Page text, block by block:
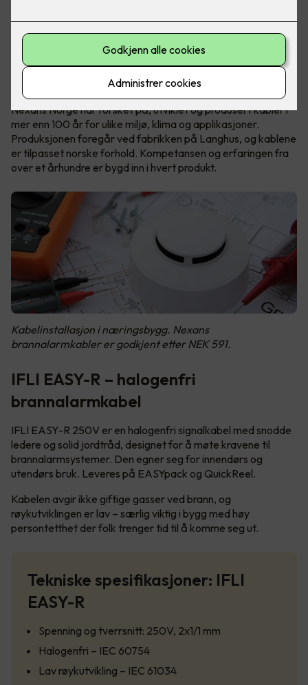
Over 100 år med norsk
kabelkompetanse
Nexans Norge har forsket på, utviklet og produsert kabler i
mer enn 100 år for ulike miljø, klima og applikasjoner.
Produksjonen foregår ved fabrikken på Langhus, og kablene
er tilpasset norske forhold. Kompetansen og erfaringen fra
over et århundre er bygd inn i hvert produkt.
Kabelinstallasjon i næringsbygg. Nexans
brannalarmkabler er godkjent etter NEK 591.
IFLI EASY-R – halogenfri
brannalarmkabel
IFLI EASY-R 250V er en halogenfri signalkabel med snodde
ledere og solid jordtråd, designet for å møte kravene til
brannalarmsystemer. Den egner seg for innendørs og
utendørs bruk. Leveres på EASYpack og QuickReel.
Kabelen avgir ikke giftige gasser ved brann, og
røykutviklingen er lav – særlig viktig i bygg med høy
persontetthet der folk trenger tid til å komme seg ut.
Tekniske spesifikasjoner: IFLI
EASY-R
Spenning og tverrsnitt: 250V, 2x1/1 mm
Halogenfri – IEC 60754
Lav røykutvikling – IEC 61034